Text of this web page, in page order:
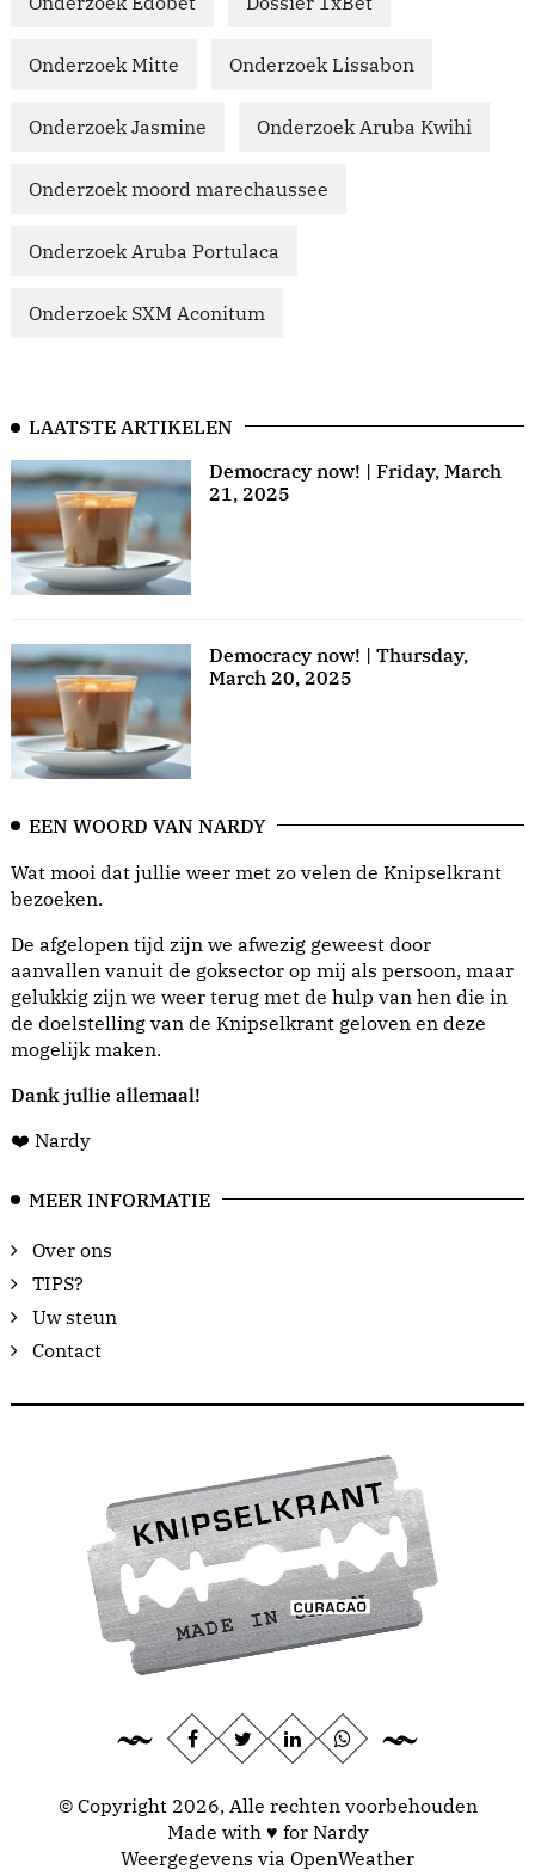
Onderzoek Mitte Onderzoek Lissabon
Onderzoek Jasmine Onderzoek Aruba Kwihi
Onderzoek moord marechaussee
Onderzoek Aruba Portulaca
Onderzoek SXM Aconitum
LAATSTE ARTIKELEN
Democracy now! | Friday, March
21, 2025
Democracy now! | Thursday,
March 20, 2025
EEN WOORD VAN NARDY
Wat mooi dat jullie weer met zo velen de Knipselkrant
bezoeken.
De afgelopen tijd zijn we afwezig geweest door
aanvallen vanuit de goksector op mij als persoon, maar
gelukkig zijn we weer terug met de hulp van hen die in
de doelstelling van de Knipselkrant geloven en deze
mogelijk maken.
Dank jullie allemaal!
❤️ Nardy
MEER INFORMATIE
Over ons
TIPS?
Uw steun
Contact
© Copyright 2026, Alle rechten voorbehouden
Made with ♥ for Nardy
Weergegevens via OpenWeather